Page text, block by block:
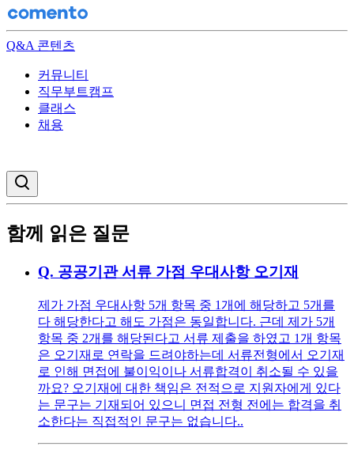
Q&A 콘텐츠
커뮤니티
직무부트캠프
클래스
채용
함께 읽은 질문
Q. 공공기관 서류 가점 우대사항 오기재
제가 가점 우대사항 5개 항목 중 1개에 해당하고 5개를
다 해당한다고 해도 가점은 동일합니다. 근데 제가 5개
항목 중 2개를 해당된다고 서류 제출을 하였고 1개 항목
은 오기재로 연락을 드려야하는데 서류전형에서 오기재
로 인해 면접에 불이익이나 서류합격이 취소될 수 있을
까요? 오기재에 대한 책임은 전적으로 지원자에게 있다
는 문구는 기재되어 있으니 면접 전형 전에는 합격을 취
소한다는 직접적인 문구는 없습니다..